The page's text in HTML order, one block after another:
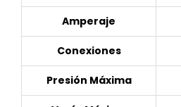
Amperaje
Conexiones
Presión Máxima